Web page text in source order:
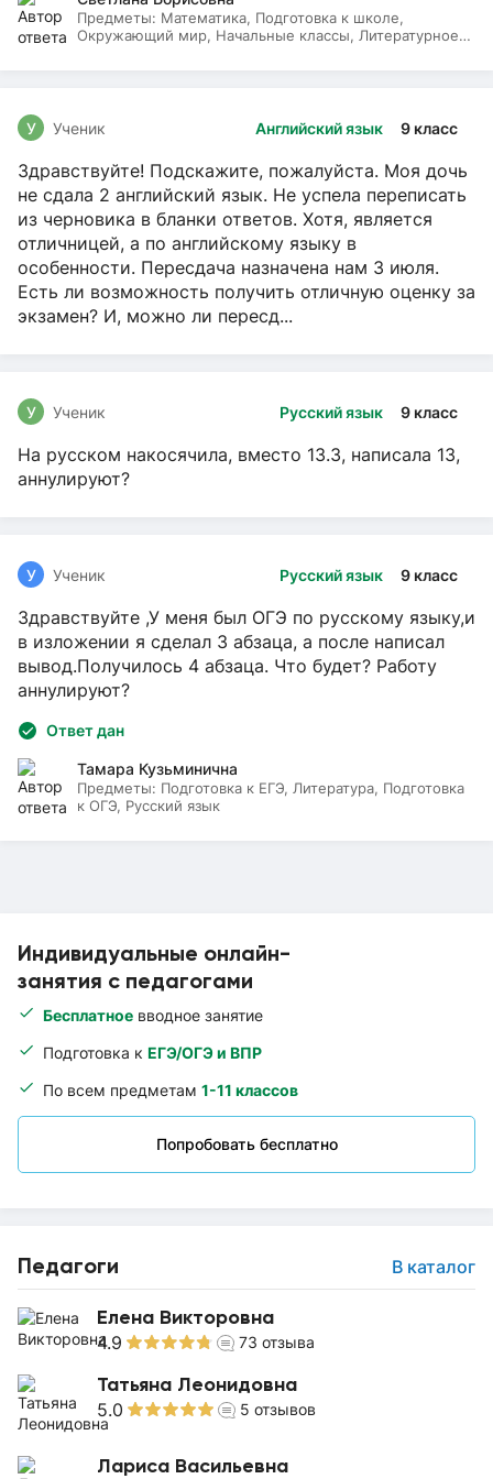
Индивидуальные онлайн-
занятия с педагогами
Бесплатное вводное занятие
Подготовка к ЕГЭ/ОГЭ и ВПР
По всем предметам 1-11 классов
Попробовать бесплатно
Педагоги В каталог
Елена Викторовна
4.9 73 отзыва
Татьяна Леонидовна
5.0 5 отзывов
Лариса Васильевна
Предметы: Математика, Подготовка к школе,
Окружающий мир, Начальные классы, Литературное
Английский язык 9 класс
У Ученик
Здравствуйте! Подскажите, пожалуйста. Моя дочь
не сдала 2 английский язык. Не успела переписать
из черновика в бланки ответов. Хотя, является
отличницей, а по английскому языку в
особенности. Пересдача назначена нам 3 июля.
Есть ли возможность получить отличную оценку за
экзамен? И, можно ли пересд...
Русский язык 9 класс
У Ученик
На русском накосячила, вместо 13.3, написала 13,
аннулируют?
Русский язык 9 класс
У Ученик
Здравствуйте ,У меня был ОГЭ по русскому языку,и
в изложении я сделал 3 абзаца, а после написал
вывод.Получилось 4 абзаца. Что будет? Работу
аннулируют?
Ответ дан
Тамара Кузьминична
Предметы: Подготовка к ЕГЭ, Литература, Подготовка
к ОГЭ, Русский язык